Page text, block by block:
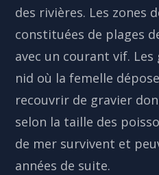
des rivières. Les zones
constituées de plages
avec un courant vif.
nid où la femelle
recouvrir de gravier
selon la taille des
de mer survivent et
années de suite.